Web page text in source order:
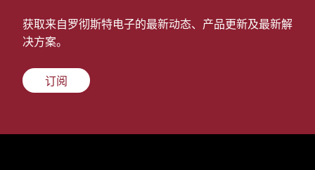
获取来自罗彻斯特电子的最新动态、产品更新及最新解
决方案。
订阅